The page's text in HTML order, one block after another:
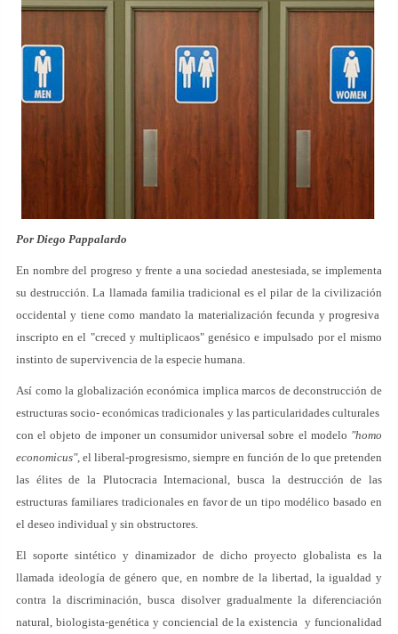
Por Diego Pappalardo
En nombre del progreso y frente a una sociedad anestesiada, se implementa
su destrucción. La llamada familia tradicional es el pilar de la civilización
occidental y tiene como mandato la materialización fecunda y progresiva
inscripto en el "creced y multiplicaos" genésico e impulsado por el mismo
instinto de supervivencia de la especie humana.
Así como la globalización económica implica marcos de deconstrucción de
estructuras socio- económicas tradicionales y las particularidades culturales
con el objeto de imponer un consumidor universal sobre el modelo "homo
economicus", el liberal-progresismo, siempre en función de lo que pretenden
las élites de la Plutocracia Internacional, busca la destrucción de las
estructuras familiares tradicionales en favor de un tipo modélico basado en
el deseo individual y sin obstructores.
El soporte sintético y dinamizador de dicho proyecto globalista es la
llamada ideología de género que, en nombre de la libertad, la igualdad y
contra la discriminación, busca disolver gradualmente la diferenciación
natural, biologista-genética y conciencial de la existencia y funcionalidad